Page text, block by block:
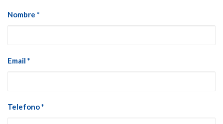
Nombre *
Email *
Telefono *